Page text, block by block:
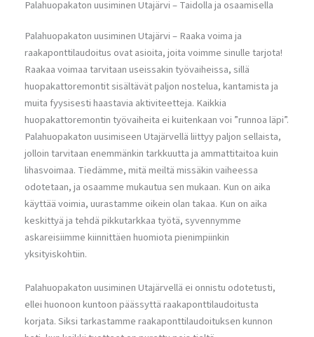
Palahuopakaton uusiminen Utajärvi – Taidolla ja osaamisella
Palahuopakaton uusiminen Utajärvi – Raaka voima ja
raakaponttilaudoitus ovat asioita, joita voimme sinulle tarjota!
Raakaa voimaa tarvitaan useissakin työvaiheissa, sillä
huopakattoremontit sisältävät paljon nostelua, kantamista ja
muita fyysisesti haastavia aktiviteetteja. Kaikkia
huopakattoremontin työvaiheita ei kuitenkaan voi ”runnoa läpi”.
Palahuopakaton uusimiseen Utajärvellä liittyy paljon sellaista,
jolloin tarvitaan enemmänkin tarkkuutta ja ammattitaitoa kuin
lihasvoimaa. Tiedämme, mitä meiltä missäkin vaiheessa
odotetaan, ja osaamme mukautua sen mukaan. Kun on aika
käyttää voimia, uurastamme oikein olan takaa. Kun on aika
keskittyä ja tehdä pikkutarkkaa työtä, syvennymme
askareisiimme kiinnittäen huomiota pienimpiinkin
yksityiskohtiin.
Palahuopakaton uusiminen Utajärvellä ei onnistu odotetusti,
ellei huonoon kuntoon päässyttä raakaponttilaudoitusta
korjata. Siksi tarkastamme raakaponttilaudoituksen kunnon